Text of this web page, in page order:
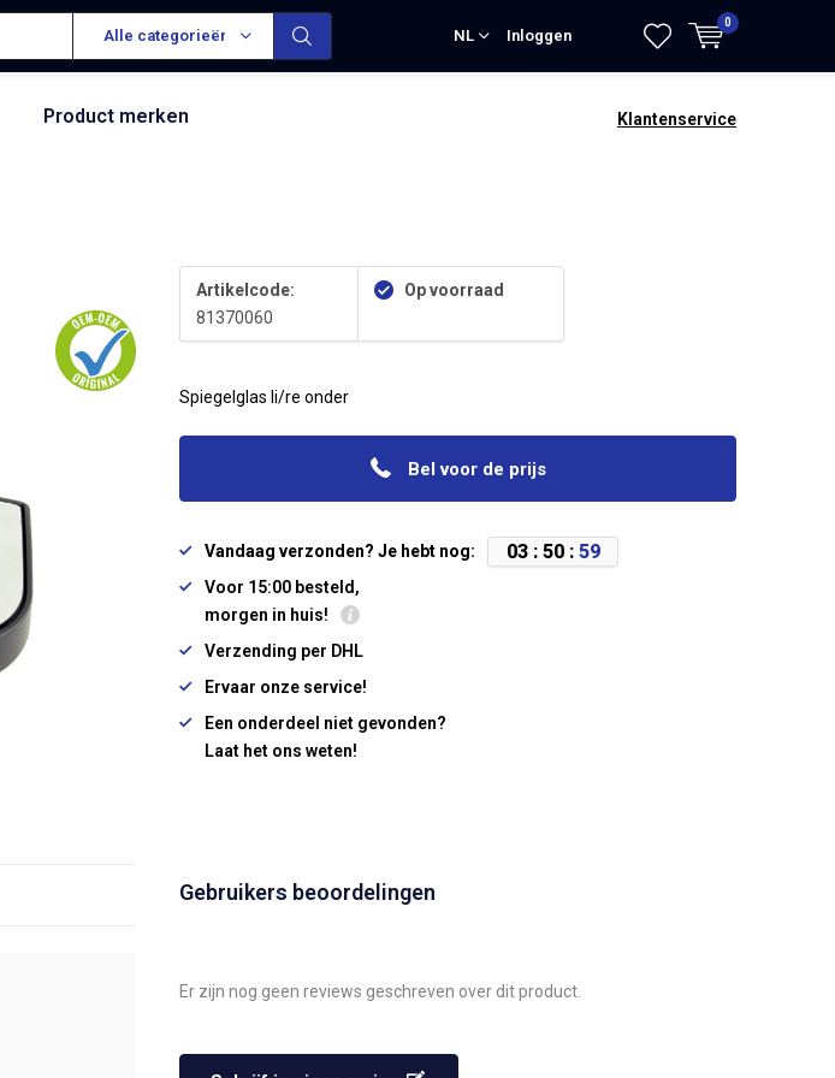
Alle categorieën NL Inloggen
0
Product merken Klantenservice
Artikelcode:
81370060
Op voorraad
Spiegelglas li/re onder
Bel voor de prijs
Vandaag verzonden? Je hebt nog: 03: 50: 58
Voor 15:00 besteld,
morgen in huis!
Verzending per DHL
Ervaar onze service!
Een onderdeel niet gevonden?
Laat het ons weten!
Gebruikers beoordelingen
Er zijn nog geen reviews geschreven over dit product.